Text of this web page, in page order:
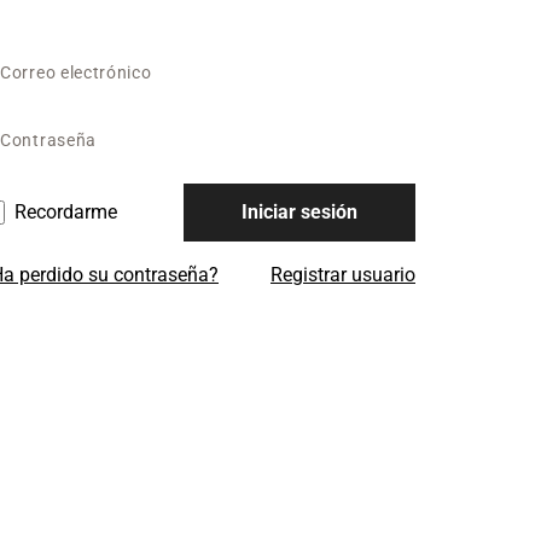
Recordarme Iniciar sesión
perdido su contraseña? Registrar usuario